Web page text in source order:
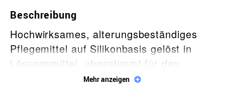
Beschreibung
Hochwirksames, alterungsbeständiges
Pflegemittel auf Silikonbasis gelöst in
Lösungsmittel, abgestimmt für den
breiten Einsatz im Kfz-Bereich.
Mehr anzeigen